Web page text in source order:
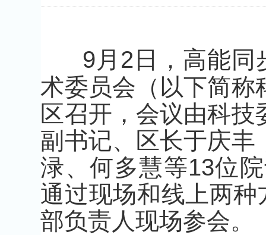
9月2日，高能同
术委员会（以下简称
区召开，会议由科
副书记、区长于庆丰
渌、何多慧等13位
通过现场和线上两
部负责人现场参会。